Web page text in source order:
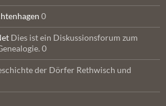
0
Dies ist ein Diskussionsforum zum
0
der Dörfer Rethwisch und